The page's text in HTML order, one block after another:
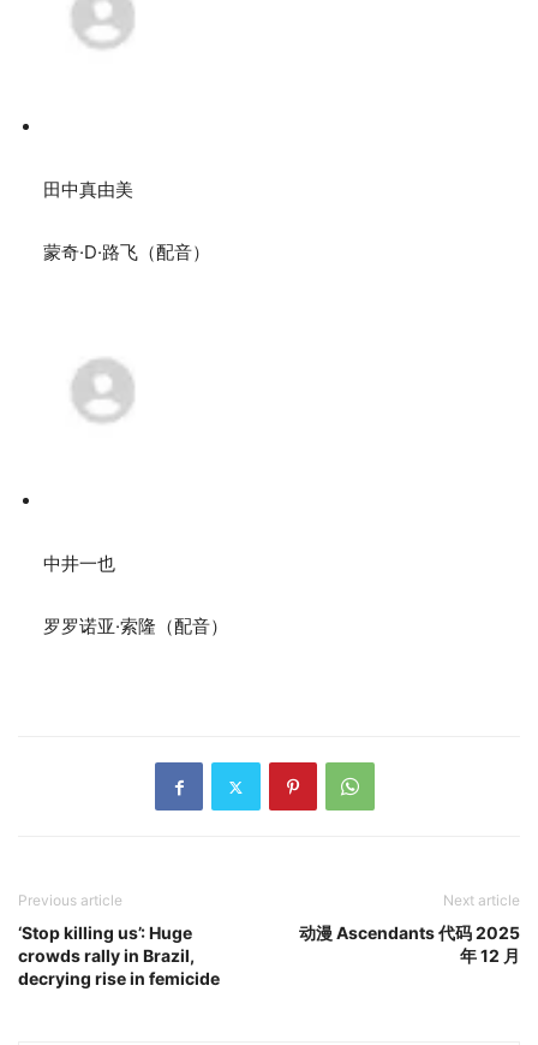
田中真由美
蒙奇·D·路飞（配音）
中井一也
罗罗诺亚·索隆（配音）
Previous article
‘Stop killing us’: Huge
crowds rally in Brazil,
decrying rise in femicide
Next article
动漫 Ascendants 代码 2025
年 12 月